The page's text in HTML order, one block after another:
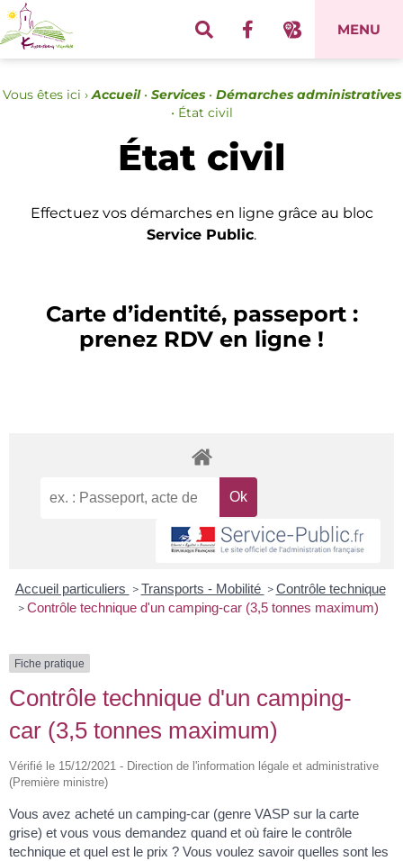
MENU
Vous êtes ici › Accueil• Services• Démarches administratives
• État civil
État civil
Effectuez vos démarches en ligne grâce au bloc
Service Public.
Carte d’identité, passeport :
prenez RDV en ligne !
Accueil particuliers > Transports - Mobilité > Contrôle technique
> Contrôle technique d'un camping-car (3,5 tonnes maximum)
Fiche pratique
Contrôle technique d'un camping-
car (3,5 tonnes maximum)
Vérifié le 15/12/2021 - Direction de l'information légale et administrative
(Première ministre)
Vous avez acheté un camping-car (genre VASP sur la carte
grise) et vous vous demandez quand et où faire le contrôle
technique et quel est le prix ? Vous voulez savoir quelles sont les
Panneau de gestion des cookies